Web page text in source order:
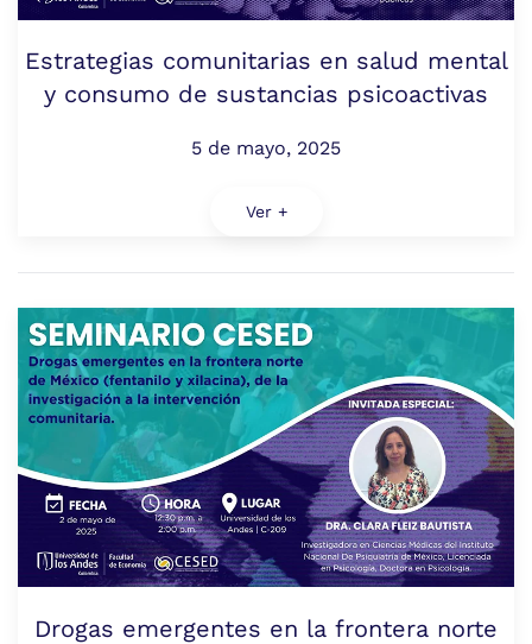
Estrategias comunitarias en salud mental
y consumo de sustancias psicoactivas
5 de mayo, 2025
Ver +
Drogas emergentes en la frontera norte